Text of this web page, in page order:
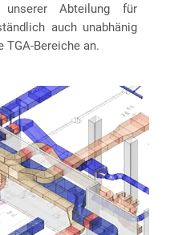
unserer Abteilung für
auch unabhänig
TGA-Bereiche an.